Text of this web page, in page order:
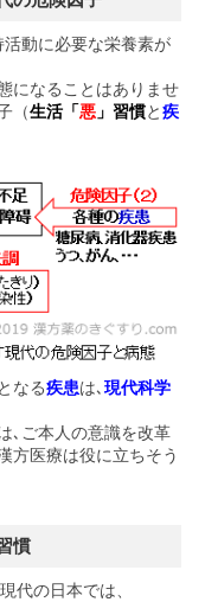
動に必要な栄養素が
になることはありませ
（生活「 悪 」習慣と 疾
なる疾患は､ 現代科学
､ご本人の意識を改革
方医療は役に立ちそう
慣
代の日本では、